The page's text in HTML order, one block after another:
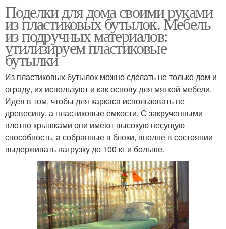
Поделки для дома своими руками
из пластиковых бутылок. Мебель
из подручных материалов:
утилизируем пластиковые
бутылки
Из пластиковых бутылок можно сделать не только дом и
ограду, их используют и как основу для мягкой мебели.
Идея в том, чтобы для каркаса использовать не
древесину, а пластиковые ёмкости. С закрученными
плотно крышками они имеют высокую несущую
способность, а собранные в блоки, вполне в состоянии
выдерживать нагрузку до 100 кг и больше.